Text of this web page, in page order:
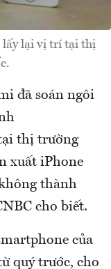
lấy lại vị trí tại thị
đã soán ngôi
thị trường
xuất iPhone
thành
cho biết.
của
quý trước, cho